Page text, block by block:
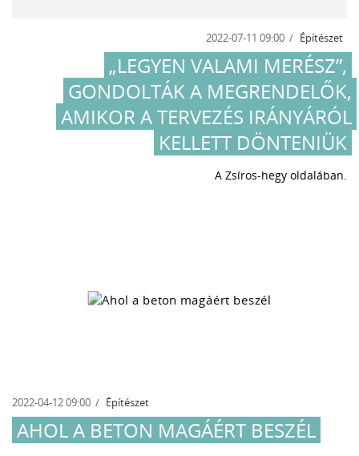
2022-07-11 09:00 Építészet
„LEGYEN VALAMI MERÉSZ”,
GONDOLTÁK A MEGRENDELŐK,
AMIKOR A TERVEZÉS IRÁNYÁRÓL
KELLETT DÖNTENIÜK
A Zsíros-hegy oldalában.
2022-04-12 09:00 Építészet
AHOL A BETON MAGÁÉRT BESZÉL